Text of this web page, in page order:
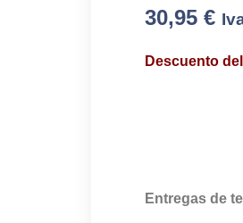
30,95 €
Descuento
Entregas de